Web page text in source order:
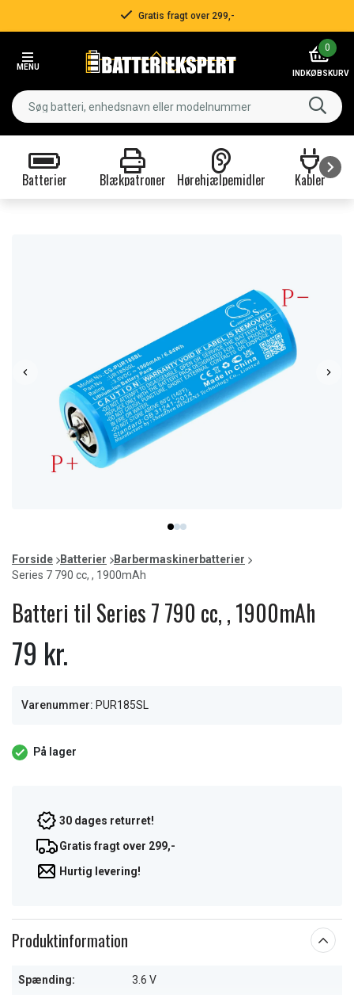
Gratis fragt over 299,-
MENU
0
INDKØBSKURV
Batterier Blækpatroner Hørehjælpemidler Kabler
item
0
item
1
item
2
of
3
Forside Batterier
Barbermaskinerbatterier
Series 7 790 cc, , 1900mAh
Batteri til Series 7 790 cc, , 1900mAh
79 kr.
Varenummer: PUR185SL
På lager
30 dages returret!
Gratis fragt over 299,-
Hurtig levering!
Produktinformation
Spænding: 3.6 V